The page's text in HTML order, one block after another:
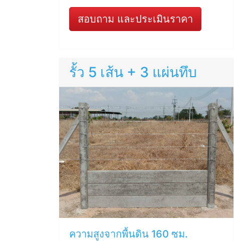
สอบถาม และประเมินราคา
รั้ว 5 เส้น + 3 แผ่นทึบ
ความสูงจากพื้นดิน 160 ซม.